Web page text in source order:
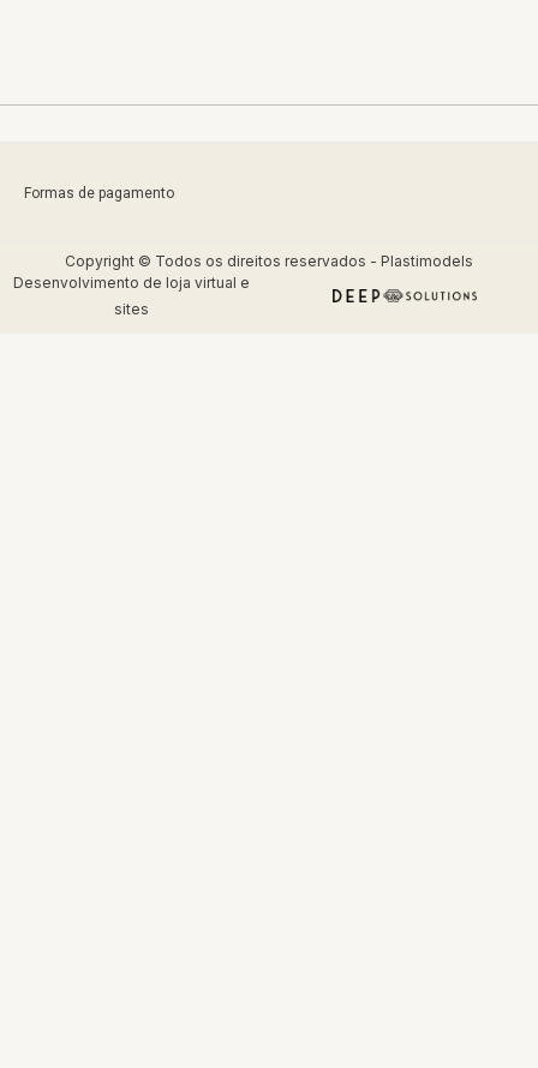
Formas de pagamento
Copyright © Todos os direitos reservados - Plastimodels
Desenvolvimento de loja virtual e
sites